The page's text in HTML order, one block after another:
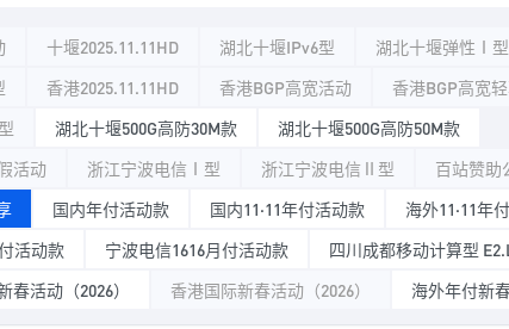
十堰2025.11.11HD 湖北十堰IPv6型
湖北十堰弹性Ⅰ型
香港2025.11.11HD 香港BGP高宽活动
香港BGP高宽
湖北十堰500G高防30M款
湖北十堰500G高防50M款
活动 浙江宁波电信Ⅰ型 浙江宁波电信Ⅱ型
百站赞助
国内年付活动款 国内11·11年付活动款
海外11·11年
活动款 宁波电信1616月付活动款
四川成都移动计算型
春活动（2026） 香港国际新春活动（2026） 海外年付新